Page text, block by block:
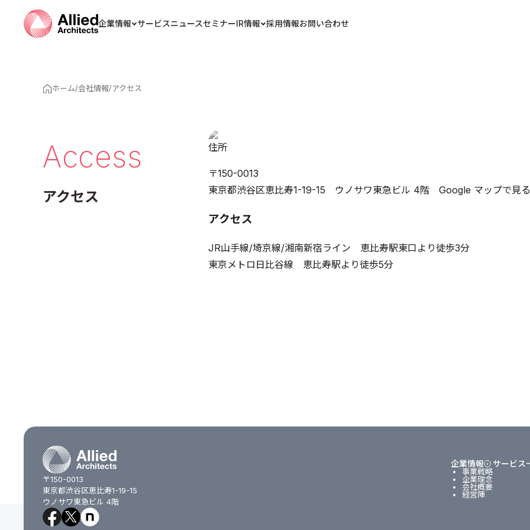
企業情報 サービスニュースセミナーIR情報 採用情報お問い合わせ
ホーム/会社情報/アクセス
Access
アクセス
住所
〒150-0013
東京都渋谷区恵比寿1-19-15 ウノサワ東急ビル 4階 Google マップで見る
アクセス
JR山手線/埼京線/湘南新宿ライン 恵比寿駅東口より徒歩3分
東京メトロ日比谷線 恵比寿駅より徒歩5分
〒150-0013
東京都渋谷区恵比寿1-19-15
ウノサワ東急ビル 4階
企業情報
事業戦略
企業理念
会社概要
経営陣
サービス